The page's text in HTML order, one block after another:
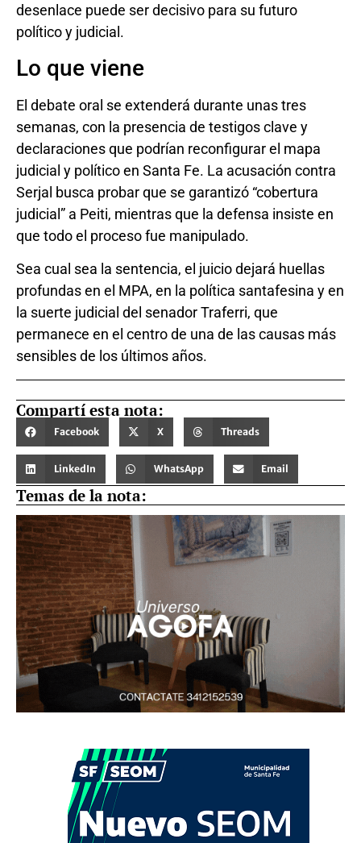
desenlace puede ser decisivo para su futuro
político y judicial.
Lo que viene
El debate oral se extenderá durante unas tres
semanas, con la presencia de testigos clave y
declaraciones que podrían reconfigurar el mapa
judicial y político en Santa Fe. La acusación contra
Serjal busca probar que se garantizó “cobertura
judicial” a Peiti, mientras que la defensa insiste en
que todo el proceso fue manipulado.
Sea cual sea la sentencia, el juicio dejará huellas
profundas en el MPA, en la política santafesina y en
la suerte judicial del senador Traferri, que
permanece en el centro de una de las causas más
sensibles de los últimos años.
Compartí esta nota:
Facebook X Threads
LinkedIn WhatsApp Email
Temas de la nota: